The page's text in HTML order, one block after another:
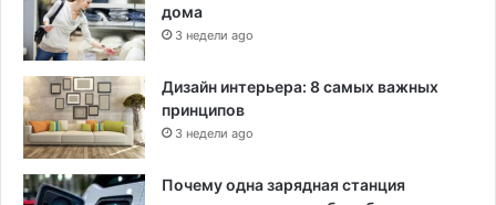
дома
3 недели ago
Дизайн интерьера: 8 самых важных
принципов
3 недели ago
Почему одна зарядная станция